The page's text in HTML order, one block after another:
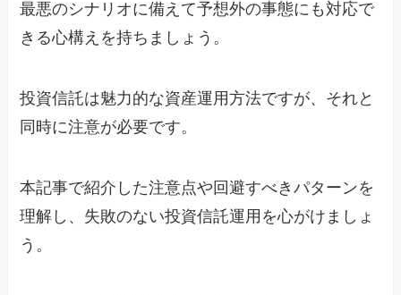
最悪のシナリオに備えて予想外の事態にも対応で
きる心構えを持ちましょう。
投資信託は魅力的な資産運用方法ですが、それと
同時に注意が必要です。
本記事で紹介した注意点や回避すべきパターンを
理解し、失敗のない投資信託運用を心がけましょ
う。